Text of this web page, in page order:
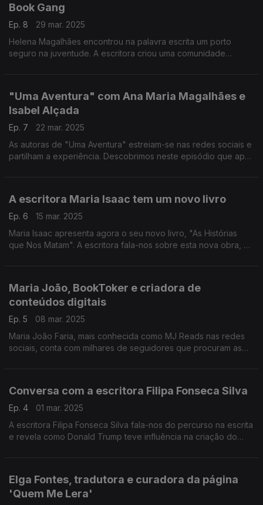
Book Gang
Ep. 8
29 mar. 2025
Helena Magalhães encontrou na palavra escrita um porto
seguro na juventude. A escritora criou uma comunidade
"Uma Aventura" com Ana Maria Magalhães e
Isabel Alçada
Ep. 7
22 mar. 2025
As autoras de "Uma Aventura" estreiam-se nas redes sociais e
partilham a experiência. Descobrimos neste episódio que após
A escritora Maria Isaac tem um novo livro
Ep. 6
15 mar. 2025
Maria Isaac apresenta agora o seu novo livro, "As Histórias
que Nos Matam". A escritora fala-nos sobre esta nova obra, o
Maria João, BookToker e criadora de
conteúdos digitais
Ep. 5
08 mar. 2025
Maria João Faria, mais conhecida como MJ Reads nas redes
sociais, conta com milhares de seguidores que procuram as
Conversa com a escritora Filipa Fonseca Silva
Ep. 4
01 mar. 2025
A escritora Filipa Fonseca Silva fala-nos do percurso na escrita
e revela como Donald Trump teve influência na criação do
Elga Fontes, tradutora e curadora da página
'Quem Me Lera'